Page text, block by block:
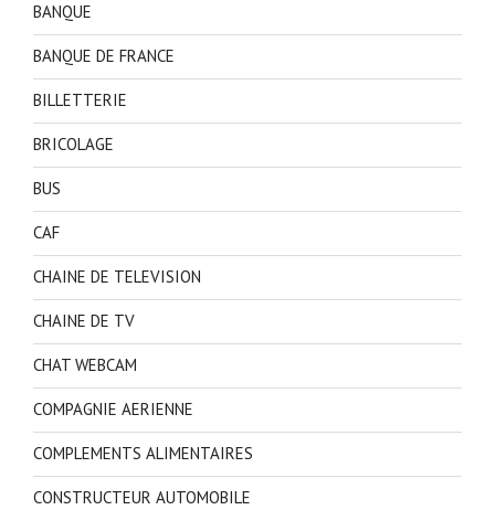
BANQUE
BANQUE DE FRANCE
BILLETTERIE
BRICOLAGE
BUS
CAF
CHAINE DE TELEVISION
CHAINE DE TV
CHAT WEBCAM
COMPAGNIE AERIENNE
COMPLEMENTS ALIMENTAIRES
CONSTRUCTEUR AUTOMOBILE